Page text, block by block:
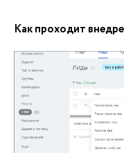
Как проходит